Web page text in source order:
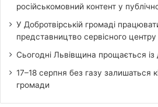
російськомовний контент у
У Добротвірській громаді
представництво сервісного
Сьогодні Львівщина прощається
17–18 серпня без газу залишаться
громади